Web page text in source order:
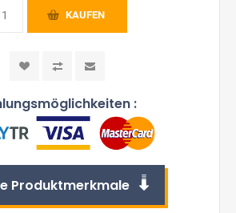
KAUFEN
:
Produktmerkmale